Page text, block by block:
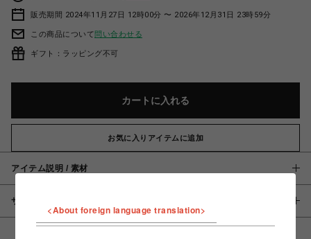
販売期間 2024年11月27日 12時00分 〜 2026年12月31日 23時59分
この商品について問い合わせる
ギフト：ラッピング不可
カートに入れる
お気に入りアイテムに追加
アイテム説明 / 素材
サイズ
<About foreign language translation>